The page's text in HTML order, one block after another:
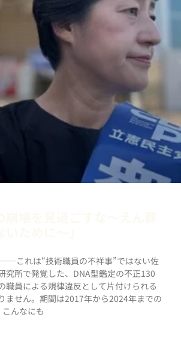
これは“技術職員の不祥事”ではない佐
究所で発覚した、DNA型鑑定の不正130
職員による規律違反として片付けられる
ません。期間は2017年から2024年までの
んなにも